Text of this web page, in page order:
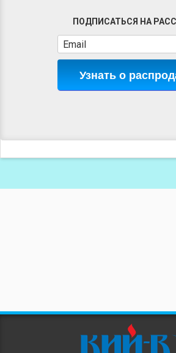
ПОДПИСАТЬСЯ НА
Узнать о